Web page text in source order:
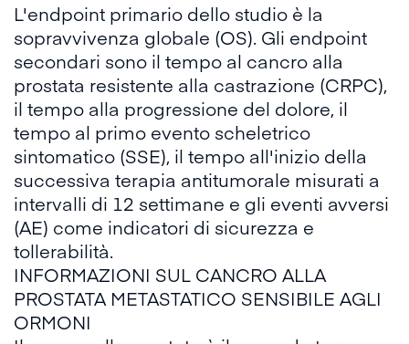
L'endpoint primario dello studio è la
sopravvivenza globale (OS). Gli endpoint
secondari sono il tempo al cancro alla
prostata resistente alla castrazione (CRPC),
il tempo alla progressione del dolore, il
tempo al primo evento scheletrico
sintomatico (SSE), il tempo all'inizio della
successiva terapia antitumorale misurati a
intervalli di 12 settimane e gli eventi avversi
(AE) come indicatori di sicurezza e
tollerabilità.
INFORMAZIONI SUL CANCRO ALLA
PROSTATA METASTATICO SENSIBILE AGLI
ORMONI